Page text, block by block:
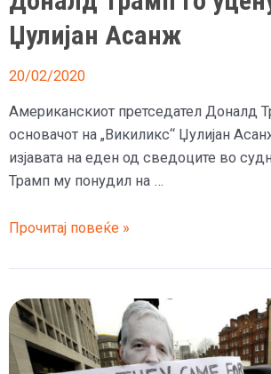
Џулијан Асанж
20/02/2020
Американскиот претседател Доналд
основачот на „Викиликс“ Џулијан
изјавата на еден од сведоците во
Трамп му понудил на …
Доналд
го
уценувал
Џулијан
Асанж
Прочитај повеќе »